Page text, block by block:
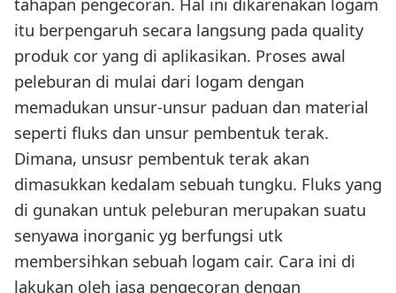
itu berpengaruh secara langsung pada quality
produk cor yang di aplikasikan. Proses awal
peleburan di mulai dari logam dengan
memadukan unsur-unsur paduan dan material
seperti fluks dan unsur pembentuk terak.
Dimana, unsusr pembentuk terak akan
dimasukkan kedalam sebuah tungku. Fluks yang
di gunakan untuk peleburan merupakan suatu
senyawa inorganic yg berfungsi utk
membersihkan sebuah logam cair. Cara ini di
lakukan oleh jasa pengecoran dengan